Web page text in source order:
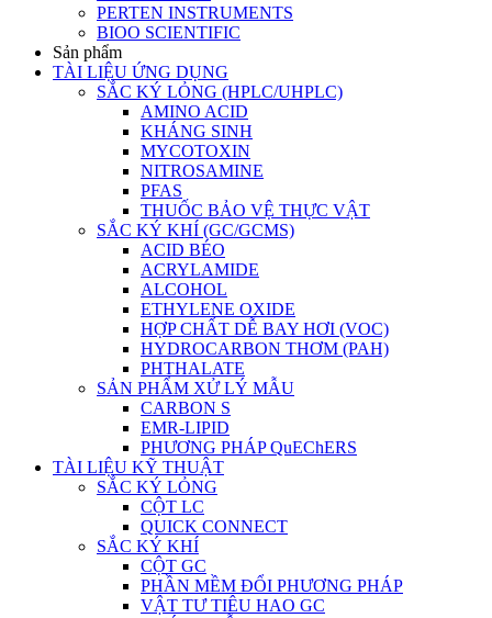
PERTEN INSTRUMENTS
BIOO SCIENTIFIC
Sản phẩm
TÀI LIỆU ỨNG DỤNG
SẮC KÝ LỎNG (HPLC/UHPLC)
AMINO ACID
KHÁNG SINH
MYCOTOXIN
NITROSAMINE
PFAS
THUỐC BẢO VỆ THỰC VẬT
SẮC KÝ KHÍ (GC/GCMS)
ACID BÉO
ACRYLAMIDE
ALCOHOL
ETHYLENE OXIDE
HỢP CHẤT DỄ BAY HƠI (VOC)
HYDROCARBON THƠM (PAH)
PHTHALATE
SẢN PHẨM XỬ LÝ MẪU
CARBON S
EMR-LIPID
PHƯƠNG PHÁP QuEChERS
TÀI LIỆU KỸ THUẬT
SẮC KÝ LỎNG
CỘT LC
QUICK CONNECT
SẮC KÝ KHÍ
CỘT GC
PHẦN MỀM ĐỔI PHƯƠNG PHÁP
VẬT TƯ TIÊU HAO GC